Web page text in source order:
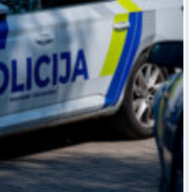
pie stūres reibumā aizturētas